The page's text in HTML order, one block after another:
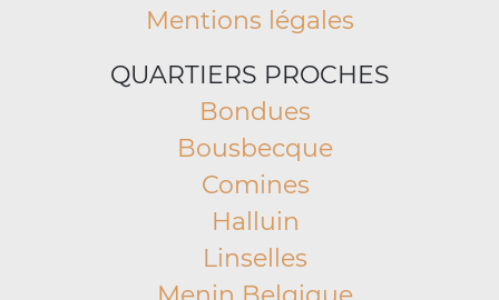
Mentions légales
QUARTIERS PROCHES
Bondues
Bousbecque
Comines
Halluin
Linselles